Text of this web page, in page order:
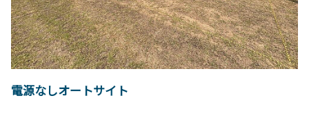
電源なしオートサイト